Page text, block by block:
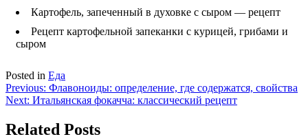
Картофель, запеченный в духовке с сыром — рецепт
Рецепт картофельной запеканки с курицей, грибами и
сыром
Posted in Еда
Навигация
по
записям
Previous: Флавоноиды: определение, где содержатся, свойства
Next: Итальянская фокачча: классический рецепт
Related Posts